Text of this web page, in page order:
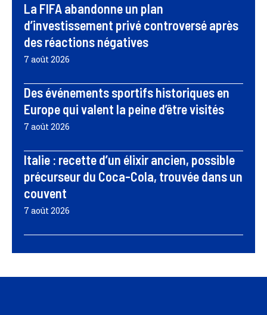
La FIFA abandonne un plan
d’investissement privé controversé après
des réactions négatives
7 août 2026
Des événements sportifs historiques en
Europe qui valent la peine d’être visités
7 août 2026
Italie : recette d’un élixir ancien, possible
précurseur du Coca-Cola, trouvée dans un
couvent
7 août 2026